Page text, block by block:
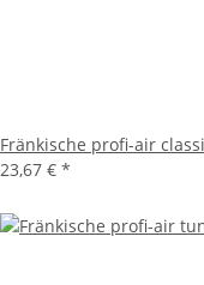
Fränkische profi-air
23,67 € *